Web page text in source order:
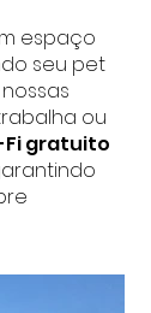
espaço
seu pet
ou
Fi gratuito